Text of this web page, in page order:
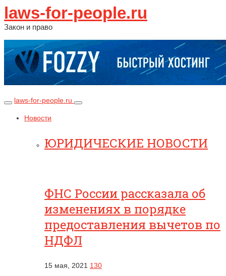
laws-for-people.ru
Закон и право
laws-for-people.ru
Новости
ЮРИДИЧЕСКИЕ НОВОСТИ
ФНС России рассказала об
изменениях в порядке
предоставления вычетов по
НДФЛ
15 мая, 2021 130